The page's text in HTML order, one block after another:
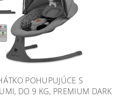
POHUPUJÚCE S
DO 9 KG, PREMIUM DARK